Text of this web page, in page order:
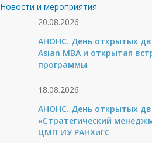
Новости и мероприятия
20.08.2026
АНОНС. День открытых
Asian MBA и открытая
программы
18.08.2026
АНОНС. День открытых
«Стратегический
ЦМП ИУ РАНХиГС